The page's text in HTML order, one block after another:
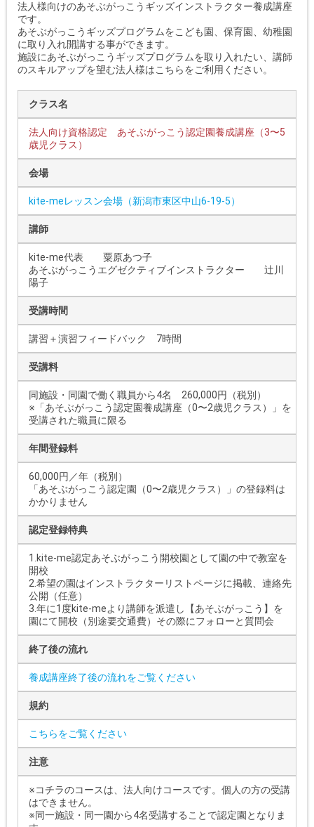
法人様向けのあそぶがっこうギッズインストラクター養成講座
です。
あそぶがっこうギッズプログラムをこども園、保育園、幼稚園
に取り入れ開講する事ができます。
施設にあそぶがっこうギッズプログラムを取り入れたい、講師
のスキルアップを望む法人様はこちらをご利用ください。
クラス名
法人向け資格認定 あそぶがっこう認定園養成講座（3〜5
歳児クラス）
会場
kite-meレッスン会場（新潟市東区中山6-19-5）
講師
kite-me代表 粟原あつ子
あそぶがっこうエグゼクティブインストラクター 辻川
陽子
受講時間
講習＋演習フィードバック 7時間
受講料
同施設・同園で働く職員から4名 260,000円（税別）
※「あそぶがっこう認定園養成講座（0〜2歳児クラス）」を
受講された職員に限る
年間登録料
60,000円／年（税別）
「あそぶがっこう認定園（0〜2歳児クラス）」の登録料は
かかりません
認定登録特典
1.kite-me認定あそぶがっこう開校園として園の中で教室を
開校
2.希望の園はインストラクターリストページに掲載、連絡先
公開（任意）
3.年に1度kite-meより講師を派遣し【あそぶがっこう】を
園にて開校（別途要交通費）その際にフォローと質問会
終了後の流れ
養成講座終了後の流れをご覧ください
規約
こちらをご覧ください
注意
※コチラのコースは、法人向けコースです。個人の方の受講
はできません。
※同一施設・同一園から4名受講することで認定園となりま